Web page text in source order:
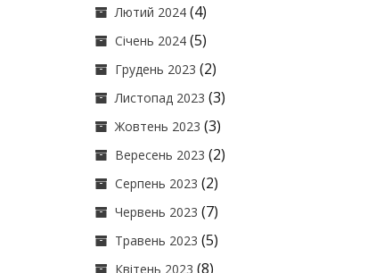
Лютий 2024 (4)
Січень 2024 (5)
Грудень 2023 (2)
Листопад 2023 (3)
Жовтень 2023 (3)
Вересень 2023 (2)
Серпень 2023 (2)
Червень 2023 (7)
Травень 2023 (5)
Квітень 2023 (8)